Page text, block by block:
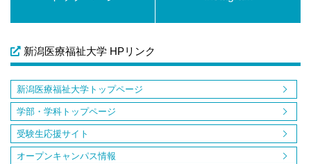
新潟医療福祉大学 HPリンク
新潟医療福祉大学トップページ
学部・学科トップページ
受験生応援サイト
オープンキャンパス情報